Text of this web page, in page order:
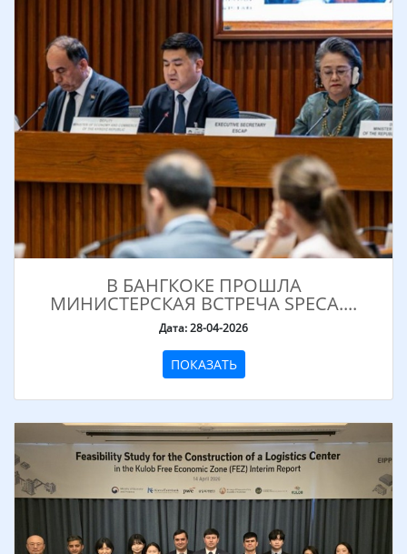
В БАНГКОКЕ ПРОШЛА
МИНИСТЕРСКАЯ ВСТРЕЧА SPECA....
Дата: 28-04-2026
ПОКАЗАТЬ